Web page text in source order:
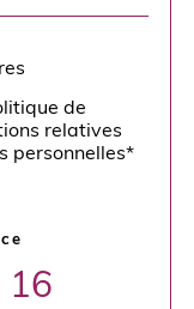
de
relatives
personnelles*
16